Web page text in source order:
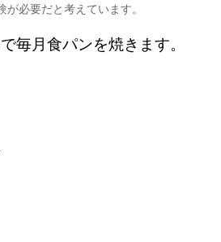
必要だと考えています。
月食パンを焼きます。